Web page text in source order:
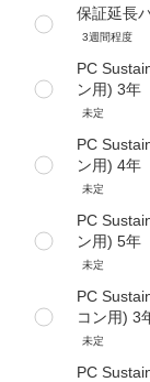
保証延長
3週間程度
PC
ン用) 3年
未定
PC
ン用) 4年
未定
PC
ン用) 5年
未定
PC
コン用) 3
未定
PC